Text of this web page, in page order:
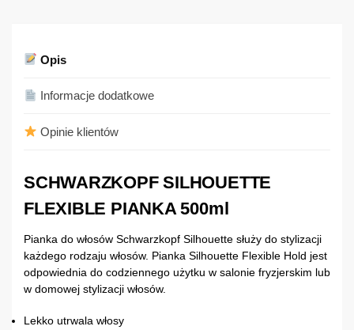
Opis
Informacje dodatkowe
Opinie klientów
SCHWARZKOPF SILHOUETTE
FLEXIBLE PIANKA 500ml
Pianka do włosów Schwarzkopf Silhouette służy do stylizacji
każdego rodzaju włosów. Pianka Silhouette Flexible Hold jest
odpowiednia do codziennego użytku w salonie fryzjerskim lub
w domowej stylizacji włosów.
Lekko utrwala włosy